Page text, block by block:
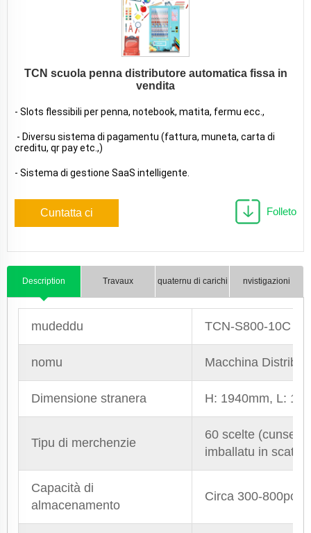
TCN scuola penna distributore automatica fissa in
vendita
- Slots flessibili per penna, notebook, matita, fermu ecc.,
- Diversu sistema di pagamentu (fattura, muneta, carta di
creditu, qr pay etc.,)
- Sistema di gestione SaaS intelligente.
Cuntatta ci Folleto
Description Travaux quaternu di carichi nvistigazioni
mudeddu TCN-S800-10C
nomu Macchina
Dimensione stranera H: 1940mm, L:
Tipu di merchenzie
60 scelte
imballatu in
Capacità di
almacenamento
Circa 300-800pcs